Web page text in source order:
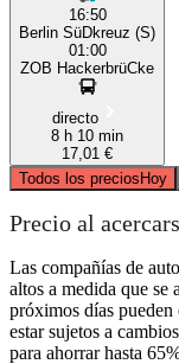
16:50
Berlin SüDkreuz (S)
01:00
ZOB HackerbrüCke
directo
8 h 10 min
17,01 €
Todos los preciosHoy
Precio al
Las compañías de
altos a medida que se
próximos días
estar sujetos a
para ahorrar hasta